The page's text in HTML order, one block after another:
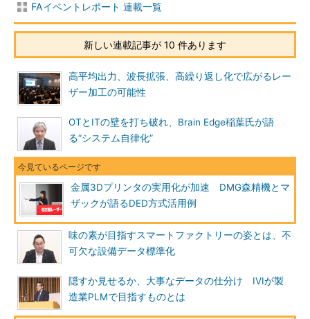
FAイベントレポート 連載一覧
新しい連載記事が 10 件あります
高平均出力、波長拡張、高繰り返し化で広がるレー
ザー加工の可能性
OTとITの壁を打ち破れ、Brain Edge稲葉氏が語
る“システム自律化”
金属3Dプリンタの実用化が加速 DMG森精機とマ
ザックが語るDED方式活用例
味の素が目指すスマートファクトリーの姿とは、不
可欠な設備データ標準化
隠すか見せるか、大事なデータの仕分け IVIが製
造業PLMで目指すものとは